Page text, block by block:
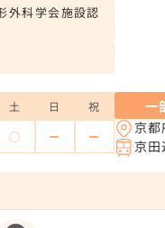
外科学会施設認
土 日 祝
◯ ー ー
一
京
京